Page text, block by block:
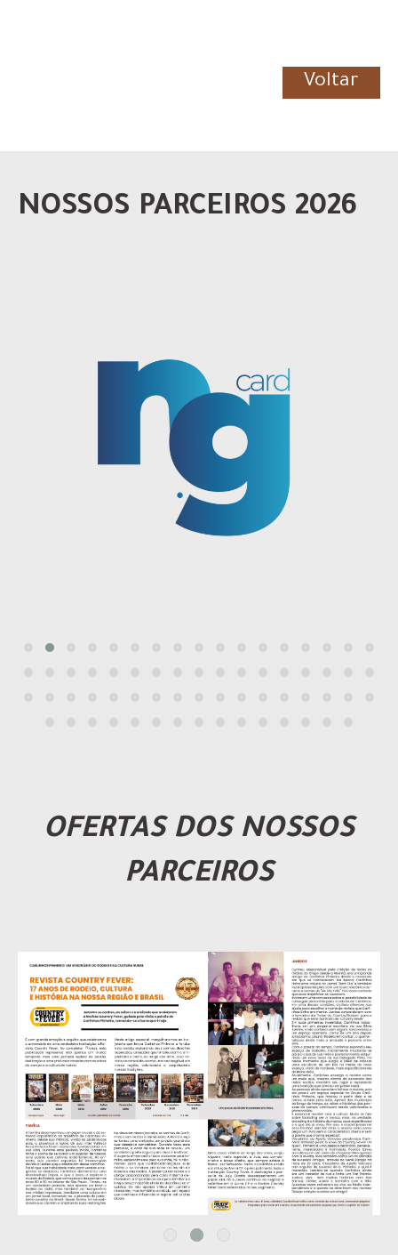
Voltar
NOSSOS PARCEIROS 2026
OFERTAS DOS NOSSOS
PARCEIROS